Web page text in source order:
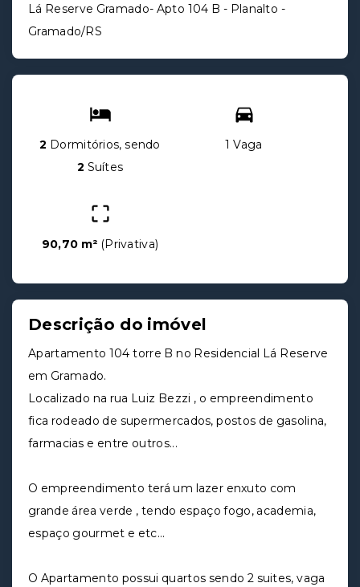
Lá Reserve Gramado- Apto 104 B - Planalto -
Gramado/RS
2 Dormitórios, sendo
2 Suítes
1 Vaga
90,70 m² (Privativa)
Descrição do imóvel
Apartamento 104 torre B no Residencial Lá Reserve
em Gramado.
Localizado na rua Luiz Bezzi , o empreendimento
fica rodeado de supermercados, postos de gasolina,
farmacias e entre outros...
O empreendimento terá um lazer enxuto com
grande área verde , tendo espaço fogo, academia,
espaço gourmet e etc...
O Apartamento possui quartos sendo 2 suites, vaga